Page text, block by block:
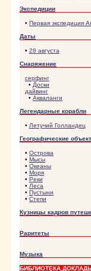
Экспедиции
• Первая экспедиция
Даты
• 28 августа
Снаряжение
серфинг
• Доски
дайвинг
• Акваланги
Легендарные корабли
• Летучий Голландец
Географические
• Острова
• Мысы
• Океаны
• Моря
• Реки
• Леса
• Пустыни
• Степи
Кузницы кадров
Раритеты
Музыка